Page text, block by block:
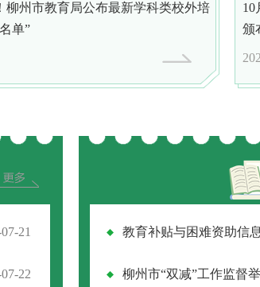
柳州市教育局公布最新学科类校外培
单”
10
颁
21
22
教育补贴与困难资助信
柳州市“双减”工作监督